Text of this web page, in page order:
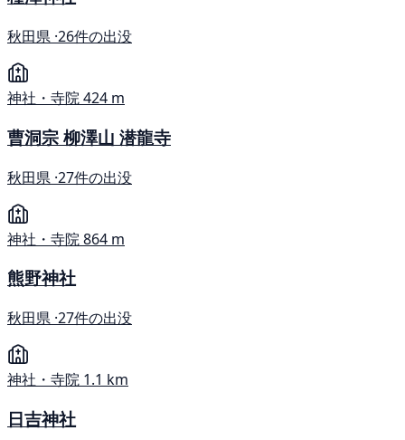
秋田県 ·26件の出没
神社・寺院424 m
曹洞宗 柳澤山 潜龍寺
秋田県 ·27件の出没
神社・寺院864 m
熊野神社
秋田県 ·27件の出没
神社・寺院 1.1 km
日吉神社